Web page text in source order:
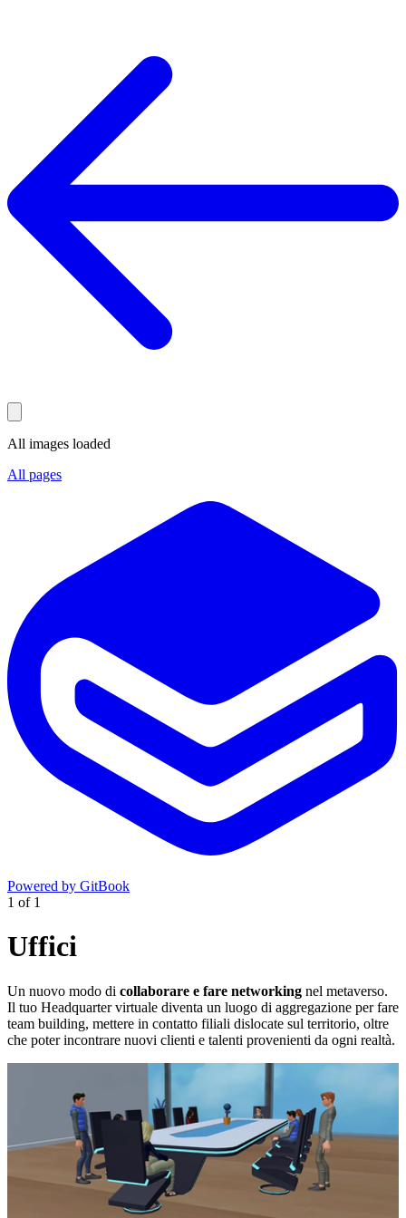
All images loaded
All pages
Powered by GitBook
1 of 1
Uffici
Un nuovo modo di collaborare e fare networking nel metaverso.
Il tuo Headquarter virtuale diventa un luogo di aggregazione per fare
team building, mettere in contatto filiali dislocate sul territorio, oltre
che poter incontrare nuovi clienti e talenti provenienti da ogni realtà.